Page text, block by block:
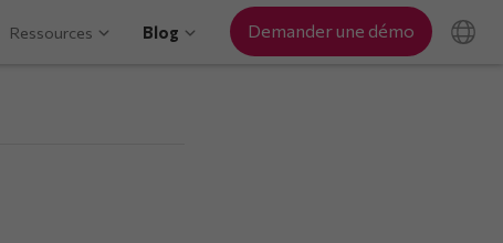
Ressources Blog Demander une démo